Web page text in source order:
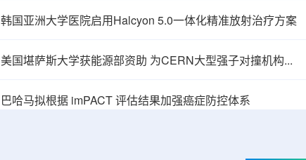
韩国亚洲大学医院启用Halcyon 5.0一体化精准放射治疗方案
美国堪萨斯大学获能源部资助 为CERN大型强子对撞机构建新一代探测器
巴哈马拟根据 imPACT 评估结果加强癌症防控体系